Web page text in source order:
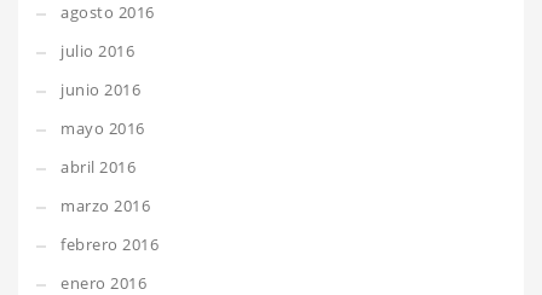
agosto 2016
julio 2016
junio 2016
mayo 2016
abril 2016
marzo 2016
febrero 2016
enero 2016